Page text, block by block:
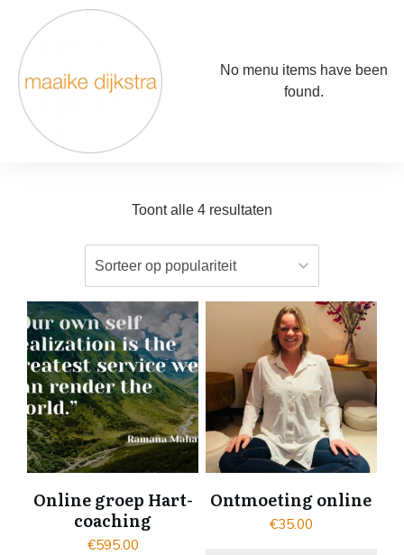
No menu items have been
found.
Toont alle 4 resultaten
Online groep Hart-
coaching
€595.00
Ontmoeting online
€35.00